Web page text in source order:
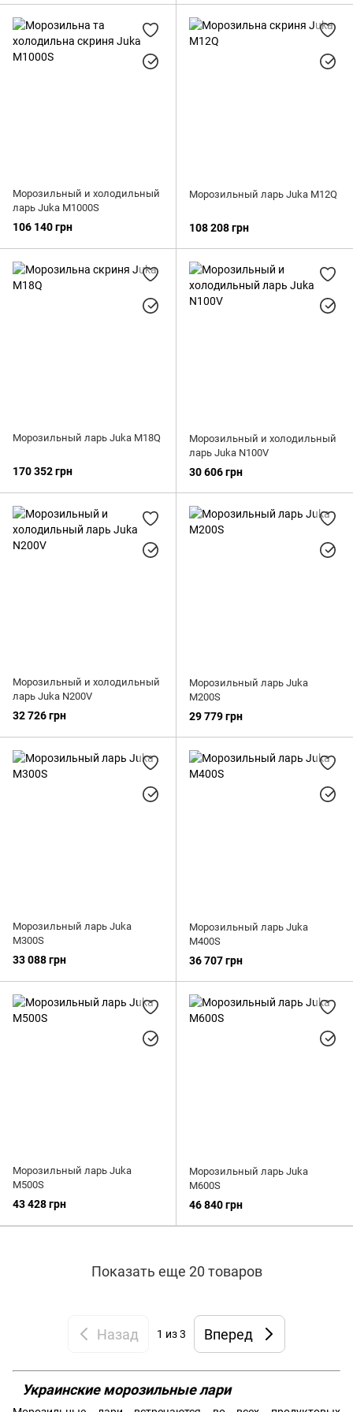
Морозильный и холодильный
ларь Juka M1000S
106 140 грн
Морозильный ларь Juka M12Q
108 208 грн
Морозильный ларь Juka M18Q
170 352 грн
Морозильный и холодильный
ларь Juka N100V
30 606 грн
Морозильный и холодильный
ларь Juka N200V
32 726 грн
Морозильный ларь Juka
M200S
29 779 грн
Морозильный ларь Juka
M300S
33 088 грн
Морозильный ларь Juka
M400S
36 707 грн
Морозильный ларь Juka
M500S
43 428 грн
Морозильный ларь Juka
M600S
46 840 грн
Показать еще 20 товаров
Назад 1 из 3 Вперед
Украинские морозильные лари